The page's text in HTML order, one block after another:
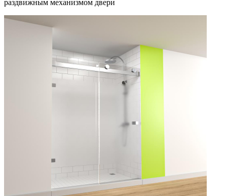
раздвижным механизмом двери